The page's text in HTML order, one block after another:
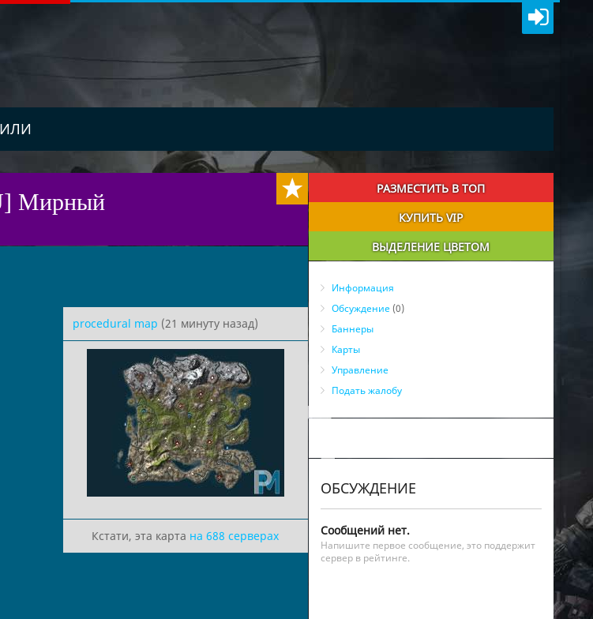
Мирный
procedural map (21 минуту назад)
Кстати, эта карта на 688 серверах
РАЗМЕСТИТЬ В ТОП
КУПИТЬ VIP
ВЫДЕЛЕНИЕ ЦВЕТОМ
Информация
Обсуждение(0)
Баннеры
Карты
Управление
Подать жалобу
ОБСУЖДЕНИЕ
Сообщений нет.
Напишите первое сообщение, это поддержит
сервер в рейтинге.